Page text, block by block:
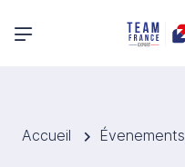
Menu principal
Accueil Évenements